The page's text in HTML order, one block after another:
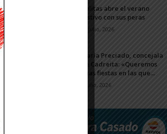
Ablitas abre el verano
festivo con sus peras
11 julio, 2026
María Preciado, concejala
de Cadreita: «Queremos
unas fiestas en las que...
7 julio, 2026